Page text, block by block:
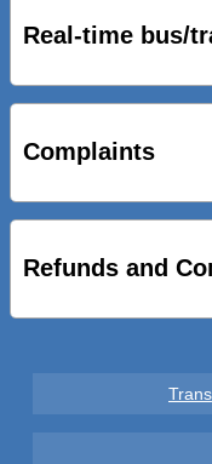
CICLOPEDONALE FAL
OPERE DEL
AL VIA SERVIZIO DI
VAIMOO PER UTENTI
Real-time bus/
Complaints
Refunds and